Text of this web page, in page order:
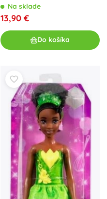
Na sklade
13,90 €
Do košíka